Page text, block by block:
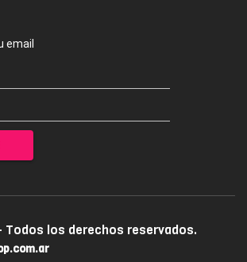
email
Todos los derechos reservados.